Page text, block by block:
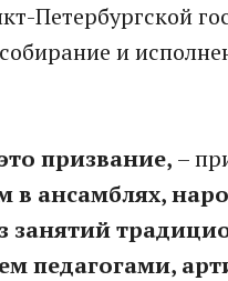
Петербургской
и
призвание, –
в ансамблях,
занятий
педагогами,